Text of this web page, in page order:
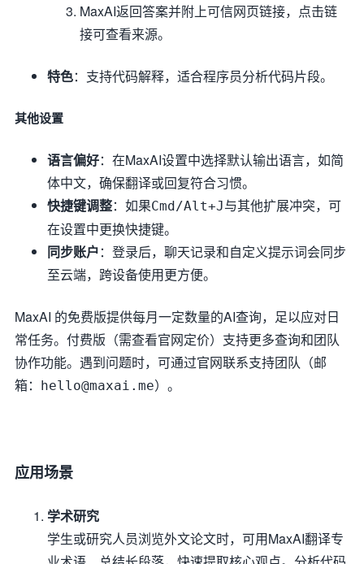
MaxAI返回答案并附上可信网页链接，点击链
接可查看来源。
特色：支持代码解释，适合程序员分析代码片段。
其他设置
语言偏好：在MaxAI设置中选择默认输出语言，如简
体中文，确保翻译或回复符合习惯。
快捷键调整：如果Cmd/Alt+J与其他扩展冲突，可
在设置中更换快捷键。
同步账户：登录后，聊天记录和自定义提示词会同步
至云端，跨设备使用更方便。
MaxAI 的免费版提供每月一定数量的AI查询，足以应对日
常任务。付费版（需查看官网定价）支持更多查询和团队
协作功能。遇到问题时，可通过官网联系支持团队（邮
箱：
hello@maxai.me）。
应用场景
学术研究
学生或研究人员浏览外文论文时，可用MaxAI翻译专